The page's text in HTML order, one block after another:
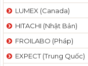
LUMEX (Canada)
HITACHI (Nhật Bản)
FROILABO (Pháp)
EXPECT (Trung Quốc)